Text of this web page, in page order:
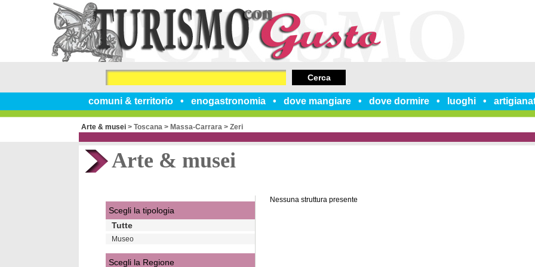
comuni & territorio enogastronomia dove mangiare dove dormire luoghi
Cerca
Arte & musei > Toscana > Massa-Carrara > Zeri
Arte & musei
Nessuna struttura presente
Scegli la tipologia
Tutte
Museo
Scegli la Regione